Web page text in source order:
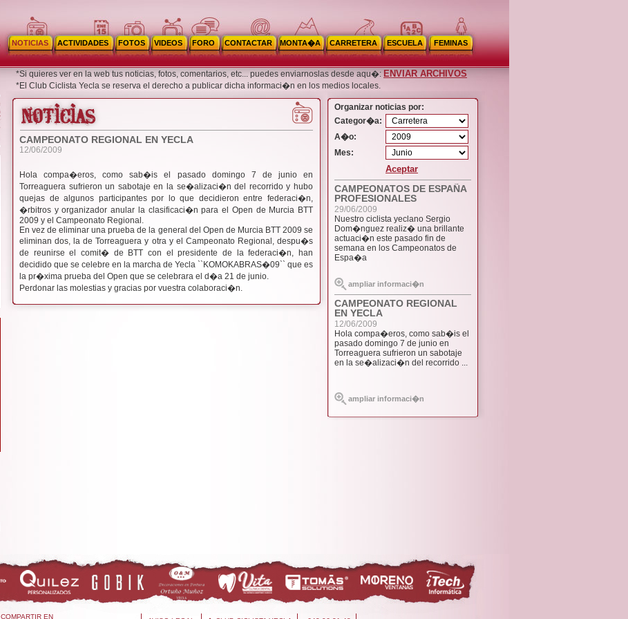
NOTICIAS ACTIVIDADES FOTOS VIDEOS FORO CONTACTAR MONTA�A CARRETERA ESCUELA FEMINAS
*Si quieres ver en la web tus noticias, fotos, comentarios, etc... puedes enviarnoslas desde aqu�: ENVIAR ARCHIVOS
*El Club Ciclista Yecla se reserva el derecho a publicar dicha informaci�n en los medios locales.
CAMPEONATO REGIONAL EN YECLA
12/06/2009
Hola compa�eros, como sab�is el pasado domingo 7 de junio en
Torreaguera sufrieron un sabotaje en la se�alizaci�n del recorrido y hubo
quejas de algunos participantes por lo que decidieron entre federaci�n,
�rbitros y organizador anular la clasificaci�n para el Open de Murcia BTT
2009 y el Campeonato Regional.
En vez de eliminar una prueba de la general del Open de Murcia BTT 2009 se
eliminan dos, la de Torreaguera y otra y el Campeonato Regional, despu�s
de reunirse el comit� de BTT con el presidente de la federaci�n, han
decidido que se celebre en la marcha de Yecla ``KOMOKABRAS�09`` que es
la pr�xima prueba del Open que se celebrara el d�a 21 de junio.
Perdonar las molestias y gracias por vuestra colaboraci�n.
Organizar noticias por:
Categor�a:
A�o:
Mes:
Aceptar
CAMPEONATOS DE ESPAÑA
PROFESIONALES
29/06/2009
Nuestro ciclista yeclano Sergio
Dom�nguez realiz� una brillante
actuaci�n este pasado fin de
semana en los Campeonatos de
Espa�a
ampliar informaci�n
CAMPEONATO REGIONAL
EN YECLA
12/06/2009
Hola compa�eros, como sab�is el
pasado domingo 7 de junio en
Torreaguera sufrieron un sabotaje
en la se�alizaci�n del recorrido ...
ampliar informaci�n
COMPARTIR EN